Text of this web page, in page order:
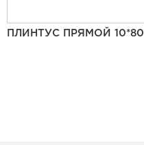
ПЛИНТУС ПРЯМОЙ 10*80